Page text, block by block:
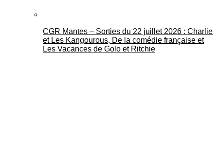
CGR Mantes – Sorties du 22 juillet 2026 : Charlie
et Les Kangourous, De la comédie française et
Les Vacances de Golo et Ritchie